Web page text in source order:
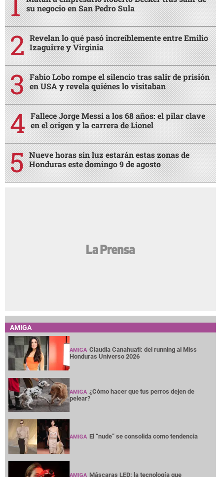
su negocio en San Pedro Sula
Revelan lo qué pasó increíblemente entre Emilio
Izaguirre y Virginia
Fabio Lobo rompe el silencio tras salir de prisión
en USA y revela quiénes lo visitaban
Fallece Jorge Messi a los 68 años: el pilar clave
en el origen y la carrera de Lionel
Nueve horas sin luz estarán estas zonas de
Honduras este domingo 9 de agosto
AMIGA
AMIGA Claudia Canahuati: del running al Miss
Honduras Universo 2026
AMIGA ¿Cómo hacer que tus perros dejen de
pelear?
AMIGA El “nude” se consolida como tendencia
AMIGA Máscaras LED: la tecnología que